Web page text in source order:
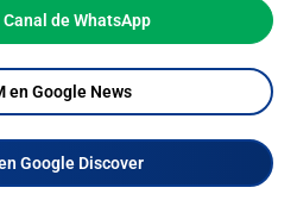
de WhatsApp
en Google News
Google Discover